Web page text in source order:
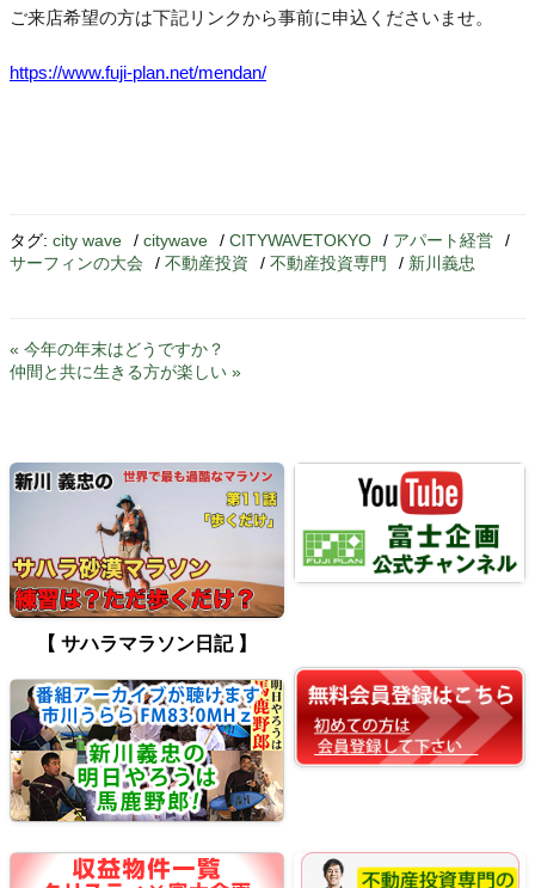
ご来店希望の方は下記リンクから事前に申込くださいませ。
https://www.fuji-plan.net/mendan/
タグ: city wave / citywave / CITYWAVETOKYO / アパート経営
/
サーフィンの大会
/ 不動産投資 / 不動産投資専門 / 新川義忠
« 今年の年末はどうですか？
仲間と共に生きる方が楽しい »
【 サハラマラソン日記 】